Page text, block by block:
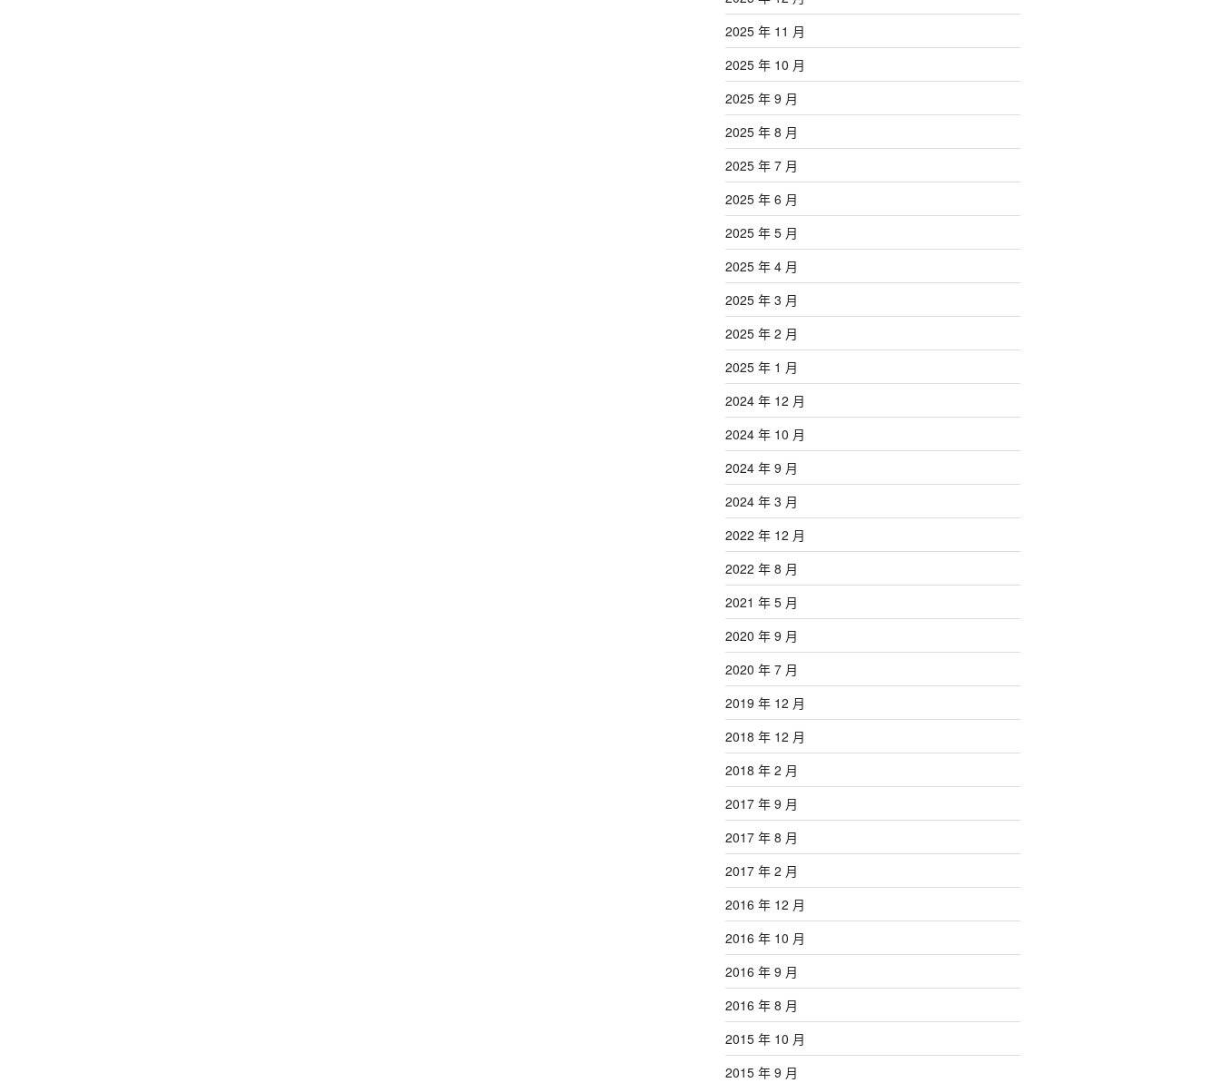
2025 年 11 月
2025 年 10 月
2025 年 9 月
2025 年 8 月
2025 年 7 月
2025 年 6 月
2025 年 5 月
2025 年 4 月
2025 年 3 月
2025 年 2 月
2025 年 1 月
2024 年 12 月
2024 年 10 月
2024 年 9 月
2024 年 3 月
2022 年 12 月
2022 年 8 月
2021 年 5 月
2020 年 9 月
2020 年 7 月
2019 年 12 月
2018 年 12 月
2018 年 2 月
2017 年 9 月
2017 年 8 月
2017 年 2 月
2016 年 12 月
2016 年 10 月
2016 年 9 月
2016 年 8 月
2015 年 10 月
2015 年 9 月